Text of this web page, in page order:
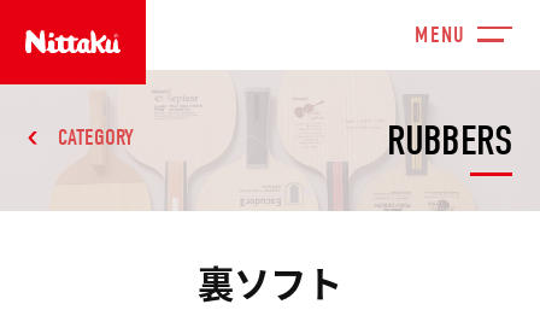
RUBBERS
CATEGORY
裏ソフト